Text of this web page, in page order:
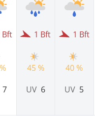
Bft
7
1 Bft
45 %
UV 6
1 Bft
40 %
UV 5